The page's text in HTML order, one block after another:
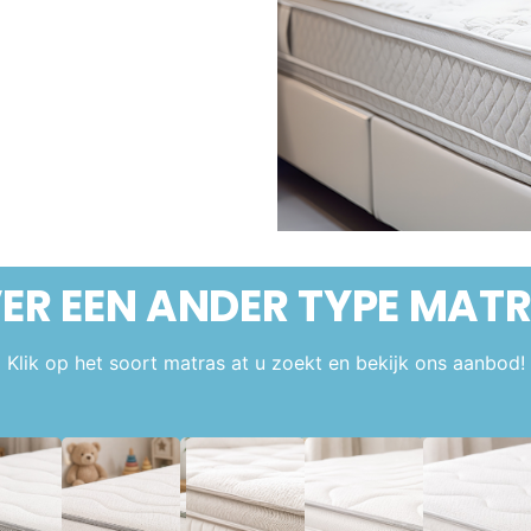
EEN ANDERTYPE
Klik op het soort matras at u zoekt en bekijk ons aanbod!